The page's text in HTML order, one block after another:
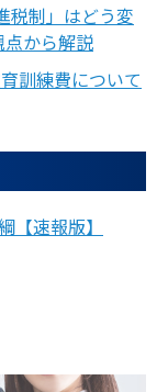
税制」はどう変
から解説
訓練費について
【速報版】